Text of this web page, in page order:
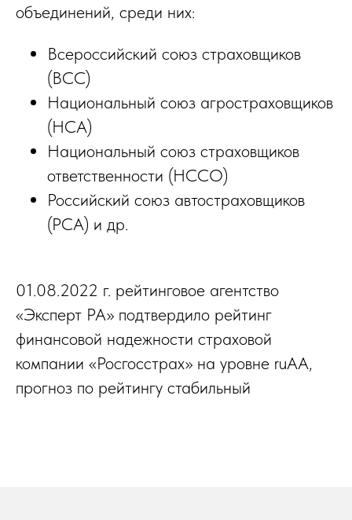
объединений, среди них:
Всероссийский союз страховщиков
(ВСС)
Национальный союз агростраховщиков
(НСА)
Национальный союз страховщиков
ответственности (НССО)
Российский союз автостраховщиков
(РСА) и др.
01.08.2022 г. рейтинговое агентство
«Эксперт РА» подтвердило рейтинг
финансовой надежности страховой
компании «Росгосстрах» на уровне ruАА,
прогноз по рейтингу стабильный